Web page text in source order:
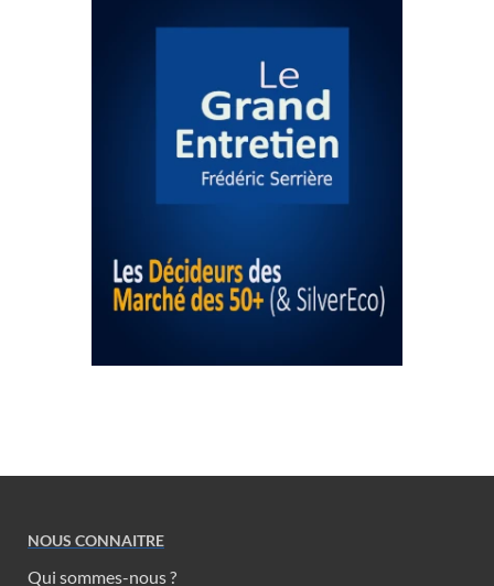
NOUS CONNAITRE
Qui sommes-nous ?